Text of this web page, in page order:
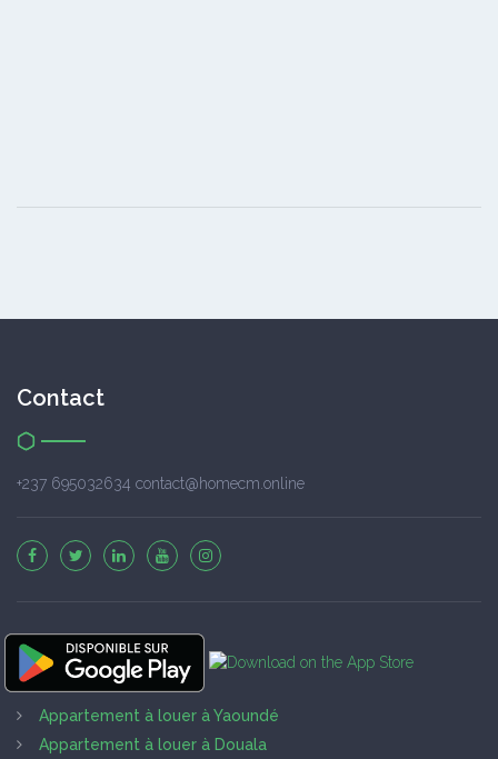
Contact
+237 695032634 contact@homecm.online
Appartement à louer à Yaoundé
Appartement à louer à Douala